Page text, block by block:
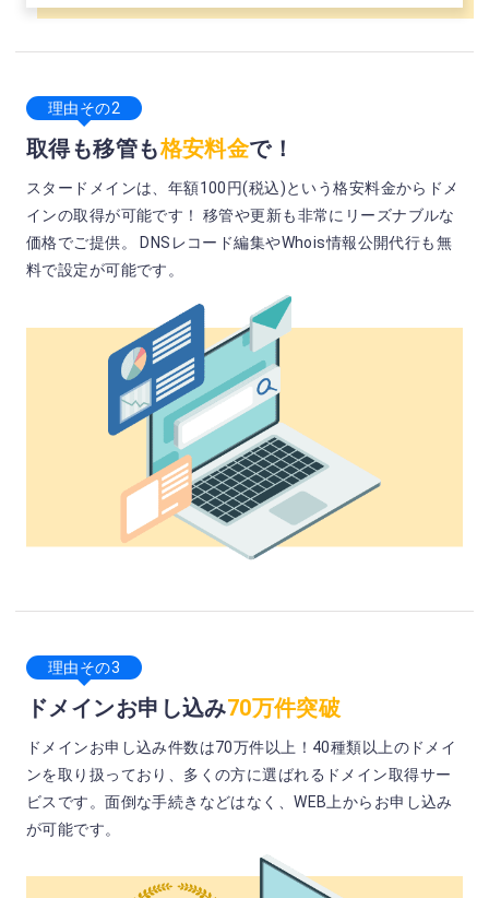
理由その2
取得も移管も格安料金で！
スタードメインは、年額100円(税込)という格安料金からドメ
インの取得が可能です！ 移管や更新も非常にリーズナブルな
価格でご提供。 DNSレコード編集やWhois情報公開代行も無
料で設定が可能です。
理由その3
ドメインお申し込み70万件突破
ドメインお申し込み件数は70万件以上！40種類以上のドメイ
ンを取り扱っており、多くの方に選ばれるドメイン取得サー
ビスです。面倒な手続きなどはなく、WEB上からお申し込み
が可能です。